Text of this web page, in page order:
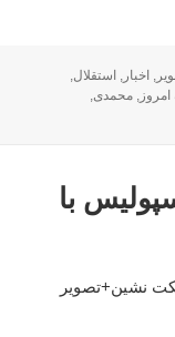
,اخبار ,استقلال
امروز ,محمدی
پرسپولیس با